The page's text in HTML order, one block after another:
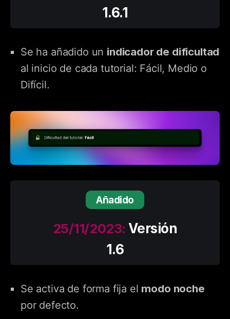
1.6.1
Se ha añadido un indicador de dificultad
al inicio de cada tutorial: Fácil, Medio o
Difícil.
Añadido
25/11/2023:Versión
1.6
Se activa de forma fija el modo noche
por defecto.